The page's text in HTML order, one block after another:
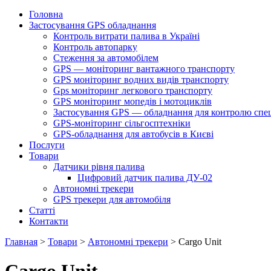
Головна
Застосування GPS обладнання
Контроль витрати палива в Україні
Контроль автопарку
Стеження за автомобілем
GPS — моніторинг вантажного транспорту
GPS моніторинг водних видів транспорту
Gps моніторинг легкового транспорту
GPS моніторинг мопедів і мотоциклів
Застосування GPS — обладнання для контролю
GPS-моніторинг сільгосптехніки
GPS-обладнання для автобусів в Києві
Послуги
Товари
Датчики рівня палива
Цифровий датчик палива ДУ-02
Автономні трекери
GPS трекери для автомобіля
Статті
Контакти
Главная > Товари > Автономні трекери > Cargo Unit